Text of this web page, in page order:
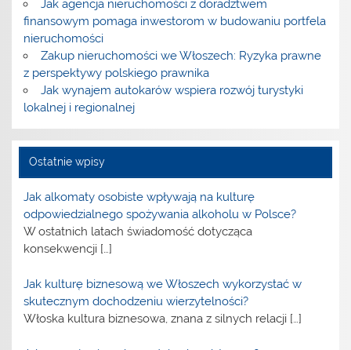
Jak agencja nieruchomości z doradztwem
finansowym pomaga inwestorom w budowaniu portfela
nieruchomości
Zakup nieruchomości we Włoszech: Ryzyka prawne
z perspektywy polskiego prawnika
Jak wynajem autokarów wspiera rozwój turystyki
lokalnej i regionalnej
Ostatnie wpisy
Jak alkomaty osobiste wpływają na kulturę
odpowiedzialnego spożywania alkoholu w Polsce?
W ostatnich latach świadomość dotycząca
konsekwencji […]
Jak kulturę biznesową we Włoszech wykorzystać w
skutecznym dochodzeniu wierzytelności?
Włoska kultura biznesowa, znana z silnych relacji […]